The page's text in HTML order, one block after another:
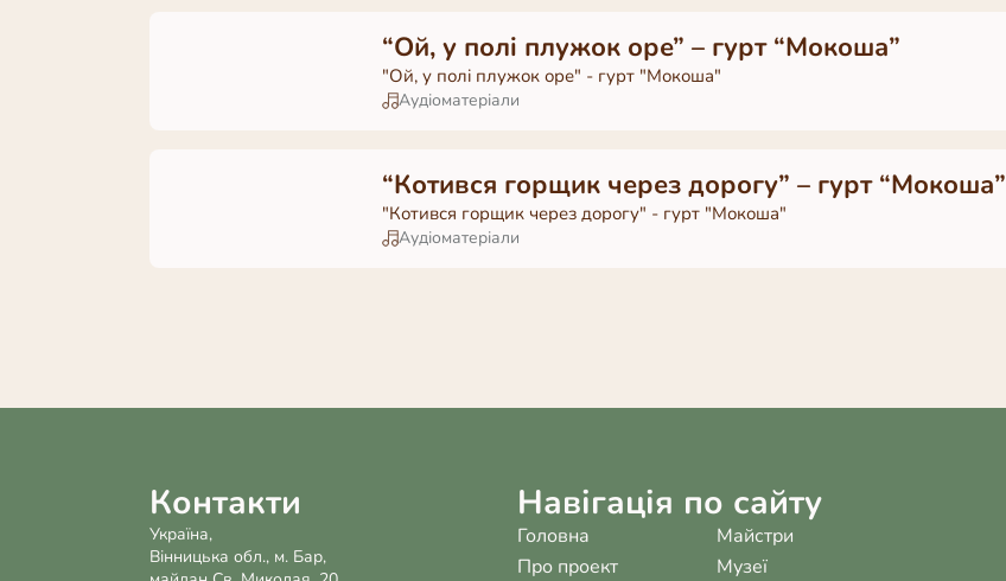
“Ой, у полi плужок оре” – гурт “Мокоша”
"Ой, у полi плужок оре" - гурт "Мокоша"
Аудіоматеріали
“Котився горщик через дорогу” – гурт “Мокоша”
"Котився горщик через дорогу" - гурт "Мокоша"
Аудіоматеріали
Контакти
Україна,
Вінницька обл., м. Бар,
Навігація по сайту
Головна
Про проект
Майстри
Музеї